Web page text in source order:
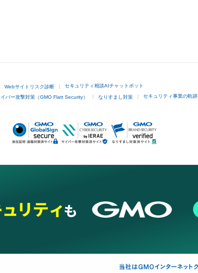
Webサイトリスク診断 セキュリティ相談AIチャットボット
バー攻撃対策（GMO Flatt Security） なりすまし対策 セキュリティ事業の軌跡